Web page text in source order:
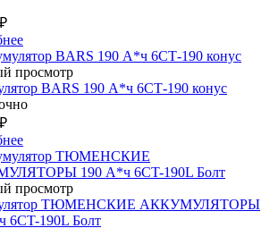
₽
просмотр
BARS 190 А*ч 6СТ-190 конус
₽
просмотр
ТЮМЕНСКИЕ АККУМУЛЯТОРЫ
6CT-190L Болт